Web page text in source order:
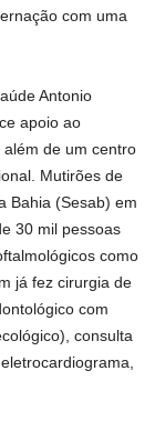
com uma
Antonio
apoio ao
de um centro
Mutirões de
Bahia (Sesab) em
30 mil pessoas
como
já fez cirurgia de
com
consulta